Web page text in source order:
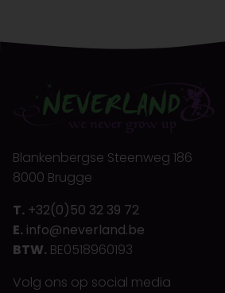
Blankenbergse Steenweg 186
8000 Brugge
T. +32(0)50 32 39 72
E. info@neverland.be
BTW. BE0518960193
Volg ons op social media